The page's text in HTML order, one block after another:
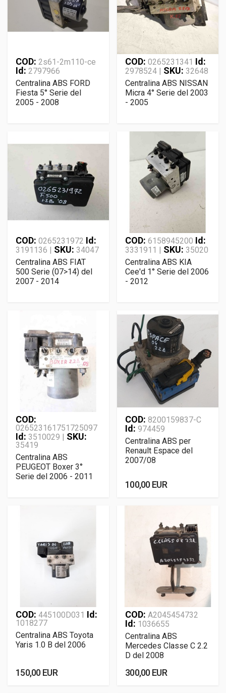
COD: 2s61-2m110-ce
Id: 2797966
Centralina ABS FORD
Fiesta 5° Serie del
2005 - 2008
COD: 0265231341 Id:
2978524 | SKU: 32648
Centralina ABS NISSAN
Micra 4° Serie del 2003
- 2005
COD: 0265231972 Id:
3191136 | SKU: 34047
Centralina ABS FIAT
500 Serie (07>14) del
2007 - 2014
COD: 6158945200 Id:
3331911 | SKU: 35020
Centralina ABS KIA
Cee'd 1° Serie del 2006
- 2012
COD:
026523161751725097
Id: 3510029 | SKU:
35419
Centralina ABS
PEUGEOT Boxer 3°
Serie del 2006 - 2011
COD: 8200159837-C
Id: 974459
Centralina ABS per
Renault Espace del
2007/08
100,00 EUR
COD: 445100D031 Id:
1018277
Centralina ABS Toyota
Yaris 1.0 B del 2006
150,00 EUR
COD: A2045454732
Id: 1036655
Centralina ABS
Mercedes Classe C 2.2
D del 2008
300,00 EUR